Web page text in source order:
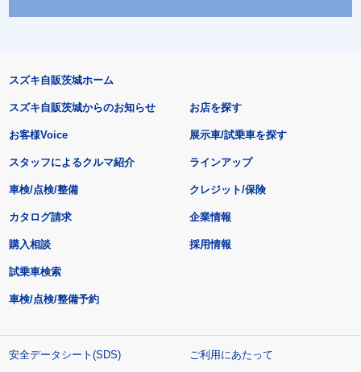
スズキ自販茨城ホーム
スズキ自販茨城からのお知らせ
お客様Voice
スタッフによるクルマ紹介
お店を探す
展示車/試乗車を探す
ラインアップ
車検/点検/整備 クレジット/保険
カタログ請求
購入相談
試乗車検索
車検/点検/整備予約
企業情報
採用情報
安全データシート(SDS)
ご利用にあたって